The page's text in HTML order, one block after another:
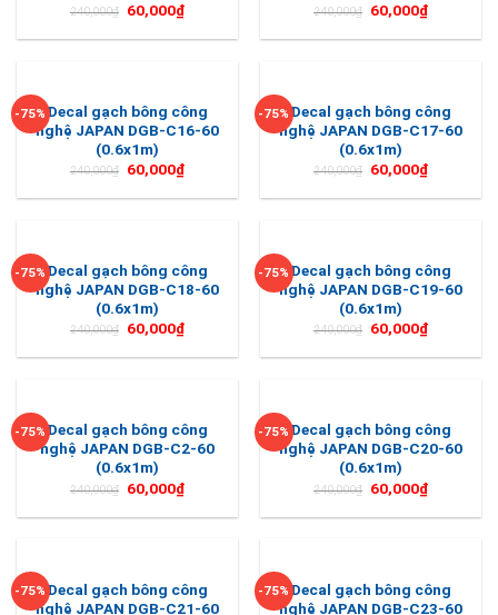
240,000₫ 60,000₫ 240,000₫ 60,000₫
-75% Decal gạch bông công
nghệ JAPAN DGB-C16-60
(0.6x1m)
240,000₫ 60,000₫
-75% Decal gạch bông công
nghệ JAPAN DGB-C17-60
(0.6x1m)
240,000₫ 60,000₫
-75% Decal gạch bông công
nghệ JAPAN DGB-C18-60
(0.6x1m)
240,000₫ 60,000₫
-75% Decal gạch bông công
nghệ JAPAN DGB-C19-60
(0.6x1m)
240,000₫ 60,000₫
-75% Decal gạch bông công
nghệ JAPAN DGB-C2-60
(0.6x1m)
240,000₫ 60,000₫
-75% Decal gạch bông công
nghệ JAPAN DGB-C20-60
(0.6x1m)
240,000₫ 60,000₫
-75% Decal gạch bông công
nghệ JAPAN DGB-C21-60
-75% Decal gạch bông công
nghệ JAPAN DGB-C23-60